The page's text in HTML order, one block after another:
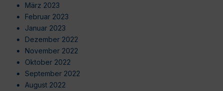
März 2023
Februar 2023
Januar 2023
Dezember 2022
November 2022
Oktober 2022
September 2022
August 2022